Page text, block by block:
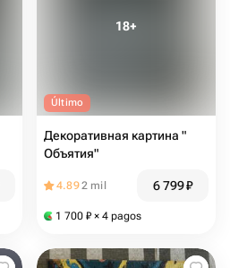
Último
Декоративная картина "
Объятия"
4.892 mil 6 799₽
1 700 ₽ × 4 pagos